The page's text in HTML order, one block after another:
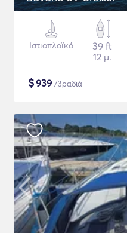
Ιστιοπλοϊκό
39 ft
12 μ.
$939 /βραδιά